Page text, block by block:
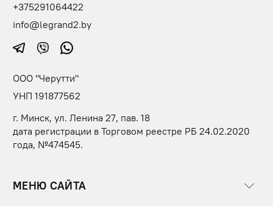
+375291064422
info@legrand2.by
ООО "Черутти"
УНП 191877562
г. Минск, ул. Ленина 27, пав. 18
дата регистрации в Торговом реестре РБ 24.02.2020
года, №474545.
МЕНЮ САЙТА